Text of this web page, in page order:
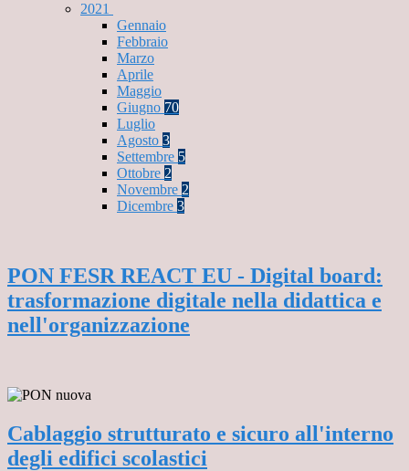
2021
Gennaio
Febbraio
Marzo
Aprile
Maggio
Giugno 70
Luglio
Agosto 3
Settembre 5
Ottobre 2
Novembre 2
Dicembre 3
PON FESR REACT EU - Digital board:
trasformazione digitale nella didattica e
nell'organizzazione
Cablaggio strutturato e sicuro all'interno
degli edifici scolastici